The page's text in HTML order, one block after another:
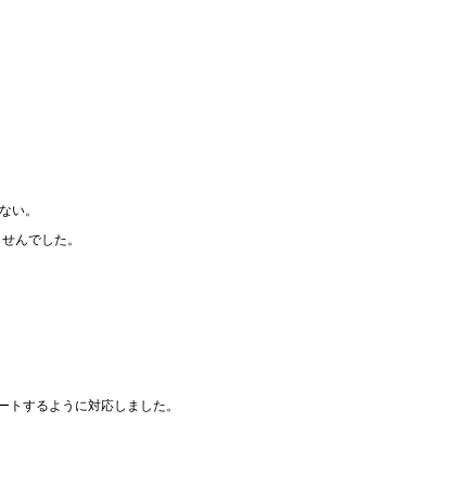
い。
んでした。
するように対応しました。